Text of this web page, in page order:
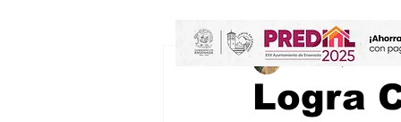
Lo último del momento San
Logra
César Esparza